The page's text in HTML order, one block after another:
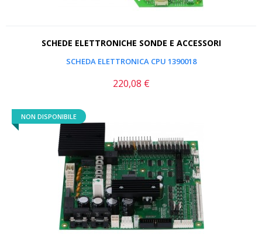
SCHEDE ELETTRONICHE SONDE E ACCESSORI
SCHEDA ELETTRONICA CPU 1390018
Prezzo
220,08 €
NON DISPONIBILE